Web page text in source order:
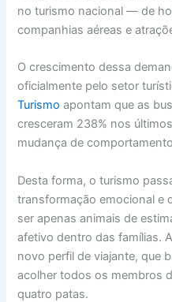
no turismo nacional — de
companhias aéreas e
O crescimento dessa
oficialmente pelo setor
Turismo apontam que as
cresceram 238% nos
mudança de
Desta forma, o turismo
transformação emocional e
ser apenas animais de
afetivo dentro das famílias.
novo perfil de viajante, que
acolher todos os membros
quatro patas.